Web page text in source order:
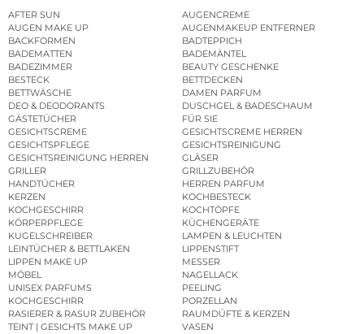
AFTER SUN
AUGENCREME
AUGEN MAKE UP
AUGENMAKEUP ENTFERNER
BACKFORMEN
BADTEPPICH
BADEMATTEN
BADEMÄNTEL
BADEZIMMER
BEAUTY GESCHENKE
BESTECK
BETTDECKEN
BETTWÄSCHE
DAMEN PARFUM
DEO & DEODORANTS
DUSCHGEL & BADESCHAUM
GÄSTETÜCHER
FÜR SIE
GESICHTSCREME
GESICHTSCREME HERREN
GESICHTSPFLEGE
GESICHTSREINIGUNG
GESICHTSREINIGUNG HERREN
GLÄSER
GRILLER
GRILLZUBEHÖR
HANDTÜCHER
HERREN PARFUM
KERZEN
KOCHBESTECK
KOCHGESCHIRR
KOCHTÖPFE
KÖRPERPFLEGE
KÜCHENGERÄTE
KUGELSCHREIBER
LAMPEN & LEUCHTEN
LEINTÜCHER & BETTLAKEN
LIPPENSTIFT
LIPPEN MAKE UP
MESSER
MÖBEL
NAGELLACK
UNISEX PARFUMS
PEELING
KOCHGESCHIRR
PORZELLAN
RASIERER & RASUR ZUBEHÖR
RAUMDÜFTE & KERZEN
TEINT | GESICHTS MAKE UP
VASEN